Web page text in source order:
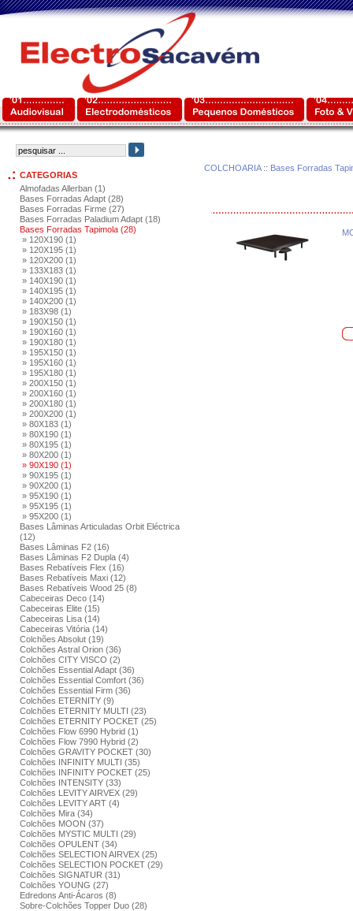
CATEGORIAS
Almofadas Allerban (1)
Bases Forradas Adapt (28)
Bases Forradas Firme (27)
Bases Forradas Paladium Adapt (18)
Bases Forradas Tapimola (28)
» 120X190 (1)
» 120X195 (1)
» 120X200 (1)
» 133X183 (1)
» 140X190 (1)
» 140X195 (1)
» 140X200 (1)
» 183X98 (1)
» 190X150 (1)
» 190X160 (1)
» 190X180 (1)
» 195X150 (1)
» 195X160 (1)
» 195X180 (1)
» 200X150 (1)
» 200X160 (1)
» 200X180 (1)
» 200X200 (1)
» 80X183 (1)
» 80X190 (1)
» 80X195 (1)
» 80X200 (1)
» 90X190 (1)
» 90X195 (1)
» 90X200 (1)
» 95X190 (1)
» 95X195 (1)
» 95X200 (1)
Bases Lâminas Articuladas Orbit Eléctrica
(12)
Bases Lâminas F2 (16)
Bases Lâminas F2 Dupla (4)
Bases Rebatíveis Flex (16)
Bases Rebatíveis Maxi (12)
Bases Rebatíveis Wood 25 (8)
Cabeceiras Deco (14)
Cabeceiras Elite (15)
Cabeceiras Lisa (14)
Cabeceiras Vitória (14)
Colchões Absolut (19)
Colchões Astral Orion (36)
Colchões CITY VISCO (2)
Colchões Essential Adapt (36)
Colchões Essential Comfort (36)
Colchões Essential Firm (36)
Colchões ETERNITY (9)
Colchões ETERNITY MULTI (23)
Colchões ETERNITY POCKET (25)
Colchões Flow 6990 Hybrid (1)
Colchões Flow 7990 Hybrid (2)
Colchões GRAVITY POCKET (30)
Colchões INFINITY MULTI (35)
Colchões INFINITY POCKET (25)
Colchões INTENSITY (33)
Colchões LEVITY AIRVEX (29)
Colchões LEVITY ART (4)
Colchões Mira (34)
Colchões MOON (37)
Colchões MYSTIC MULTI (29)
Colchões OPULENT (34)
Colchões SELECTION AIRVEX (25)
Colchões SELECTION POCKET (29)
Colchões SIGNATUR (31)
Colchões YOUNG (27)
Edredons Anti-Ácaros (8)
Sobre-Colchões Topper Duo (28)
COLCHOARIA:: Bases Forradas